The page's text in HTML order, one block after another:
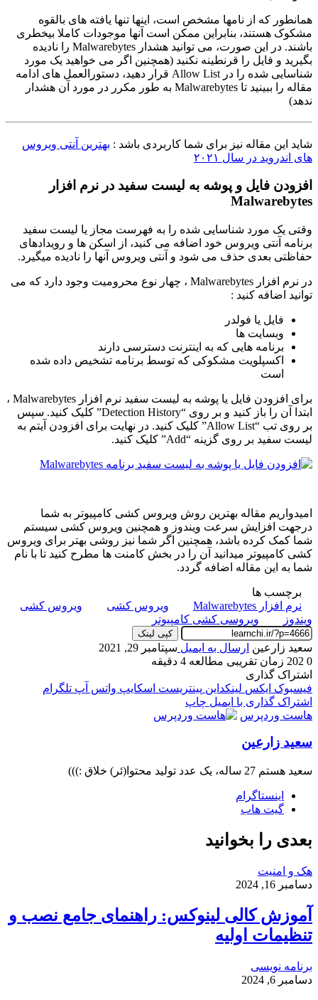
همانطور که از نامها مشخص است، اینها تنها یافته های بالقوه
مشکوک هستند، بنابراین ممکن است آنها موجودات کاملا بیخطری
باشند. در این صورت، می توانید هشدار Malwarebytes را نادیده
بگیرید و فایل را قرنطینه نکنید (همچنین اگر می خواهید یک مورد
شناسایی شده را در Allow List قرار دهید، دستورالعمل های ادامه
مقاله را ببینید تا Malwarebytes به طور مکرر در مورد آن هشدار
ندهد)
شاید این مقاله نیز برای شما کاربردی باشد : بهترین آنتی ویروس
های اندروید در سال ۲۰۲۱
افزودن فایل و پوشه به لیست سفید در نرم افزار
Malwarebytes
وقتی یک مورد شناسایی شده را به فهرست مجاز یا لیست سفید
برنامه آنتی ویروس خود اضافه می کنید، از اسکن ها و رویدادهای
حفاظتی بعدی حذف می شود و آنتی ویروس آنها را نادیده میگیرد.
در نرم افزار Malwarebytes ، چهار نوع محرومیت وجود دارد که می
توانید اضافه کنید :
فایل یا فولدر
وبسایت ها
برنامه هایی که به اینترنت دسترسی دارند
اکسپلویت مشکوکی که توسط برنامه تشخیص داده شده
است
برای افزودن فایل یا پوشه به لیست سفید نرم افزار Malwarebytes ،
ابتدا آن را باز کنید و بر روی “Detection History” کلیک کنید. سپس
بر روی تب “Allow List” کلیک کنید. در نهایت برای افزودن آیتم به
لیست سفید بر روی گزینه “Add” کلیک کنید.
امیدواریم مقاله بهترین روش ویروس کشی کامپیوتر به شما
درجهت افزایش سرعت ویندوز و همچنین ویروس کشی سیستم
شما کمک کرده باشد، همچنین اگر شما نیز روشی بهتر برای ویروس
کشی کامپیوتر میدانید آن را در بخش کامنت ها مطرح کنید تا با نام
شما به این مقاله اضافه گردد.
برچسب ها
نرم افزار Malwarebytes
ویروس کشی
ویروس کشی
ویندوز
ویروسی کشی کامپیوتر
کپی لینک
سعید زارعین ارسال به ایمیل سپتامبر 29, 2021
0
زمان تقریبی مطالعه 4 دقیقه
اشتراک گذاری
فیسبوک ایکس لینکداین پینتریست اسکایپ واتس آپ تلگرام
اشتراک گذاری با ایمیل چاپ
هاست وردپرس
سعید زارعین
سعید هستم 27 ساله، یک عدد تولید محتوا(ئر) خلاق :)))
اینستاگرام
گیت ‌هاب
بعدی را بخوانید
هک و امنیت
دسامبر 16, 2024
آموزش کالی لینوکس: راهنمای جامع نصب و
تنظیمات اولیه
برنامه نویسی
دسامبر 6, 2024